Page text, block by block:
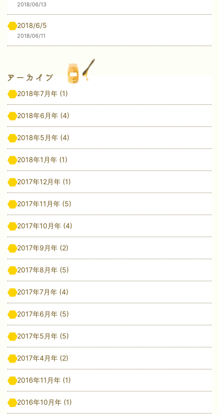
2018/06/13
2018/6/5
2018/06/11
2018年7月年 (1)
2018年6月年 (4)
2018年5月年 (4)
2018年1月年 (1)
2017年12月年 (1)
2017年11月年 (5)
2017年10月年 (4)
2017年9月年 (2)
2017年8月年 (5)
2017年7月年 (4)
2017年6月年 (5)
2017年5月年 (5)
2017年4月年 (2)
2016年11月年 (1)
2016年10月年 (1)